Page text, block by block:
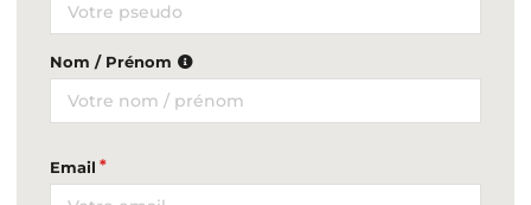
Nom / Prénom
Email